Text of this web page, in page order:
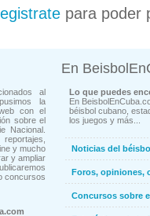
para poder
al
la
con el
sobre el
Nacional.
y mucho
y ampliar
concursos
En
Lo que puedes
En
béisbol cubano,
los juegos y más...
Noticias del
Foros, opiniones,
Concursos sobre